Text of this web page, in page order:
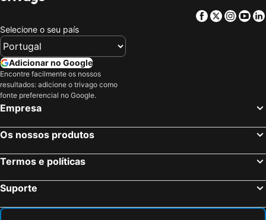
Facebook
Twitter
Selecione o seu país
Adicionar no Google
Encontre facilmente os nossos
resultados: adicione o trivago como
fonte preferencial no Google.
Empresa
Os nossos produtos
Termos e políticas
Suporte